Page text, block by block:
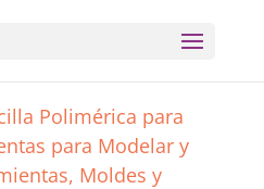
Polimérica para
para Modelar y
Moldes y